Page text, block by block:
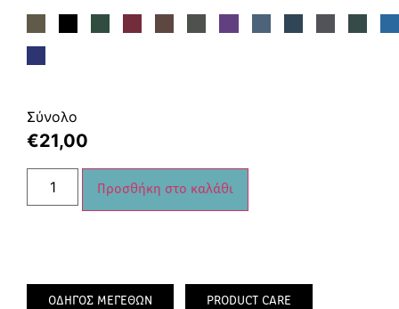
Σύνολο
€21,00
Προσθήκη στο καλάθι
ΟΔΗΓΟΣ ΜΕΓΕΘΩΝ PRODUCT CARE